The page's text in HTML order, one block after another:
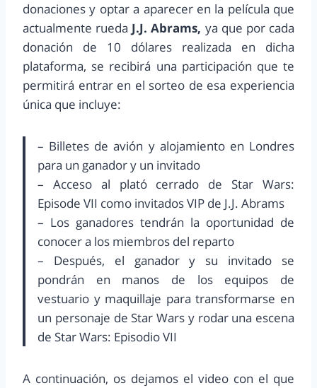
donaciones y optar a aparecer en la película que
actualmente rueda J.J. Abrams, ya que por cada
donación de 10 dólares realizada en dicha
plataforma, se recibirá una participación que te
permitirá entrar en el sorteo de esa experiencia
única que incluye:
– Billetes de avión y alojamiento en Londres
para un ganador y un invitado
– Acceso al plató cerrado de Star Wars:
Episode VII como invitados VIP de J.J. Abrams
– Los ganadores tendrán la oportunidad de
conocer a los miembros del reparto
– Después, el ganador y su invitado se
pondrán en manos de los equipos de
vestuario y maquillaje para transformarse en
un personaje de Star Wars y rodar una escena
de Star Wars: Episodio VII
A continuación, os dejamos el video con el que